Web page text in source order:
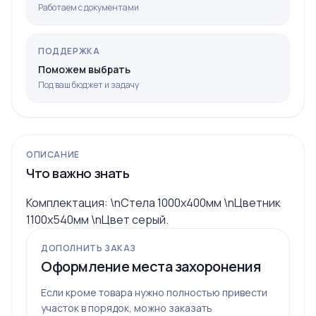
Работаем с документами
ПОДДЕРЖКА
Поможем выбрать
Под ваш бюджет и задачу
ОПИСАНИЕ
Что важно знать
Комплектация: \nСтела 1000х400мм \nЦветник
1100х540мм \nЦвет серый.
ДОПОЛНИТЬ ЗАКАЗ
Оформление места захоронения
Если кроме товара нужно полностью привести
участок в порядок, можно заказать